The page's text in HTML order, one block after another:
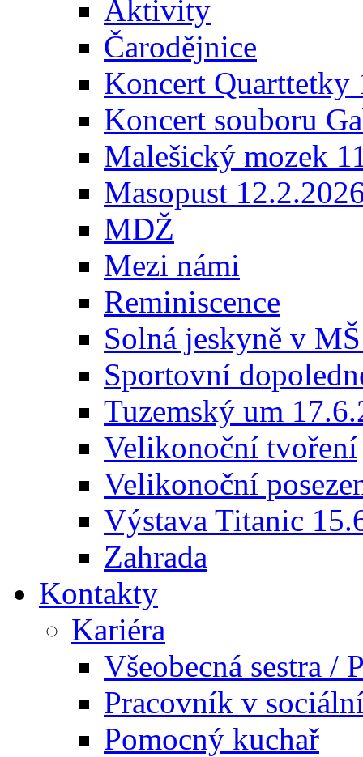
Aktivity
Čarodějnice
Koncert Quarttetky
Koncert souboru
Malešický mozek
Masopust
MDŽ
Mezi námi
Reminiscence
Solná jeskyně v
Sportovní
Tuzemský um
Velikonoční tvoření
Velikonoční
Výstava Titanic
Zahrada
Kontakty
Kariéra
Všeobecná sestra /
Pracovník v
Pomocný kuchař